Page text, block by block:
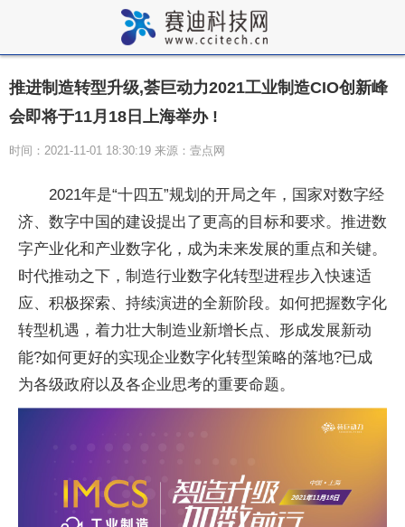
推进制造转型升级,荟巨动力2021工业制造CIO创新峰
会即将于11月18日上海举办 !
时间：2021-11-01 18:30:19 来源：壹点网
2021年是“十四五”规划的开局之年，国家对数字经
济、数字中国的建设提出了更高的目标和要求。推进数
字产业化和产业数字化，成为未来发展的重点和关键。
时代推动之下，制造行业数字化转型进程步入快速适
应、积极探索、持续演进的全新阶段。如何把握数字化
转型机遇，着力壮大制造业新增长点、形成发展新动
能?如何更好的实现企业数字化转型策略的落地?已成
为各级政府以及各企业思考的重要命题。